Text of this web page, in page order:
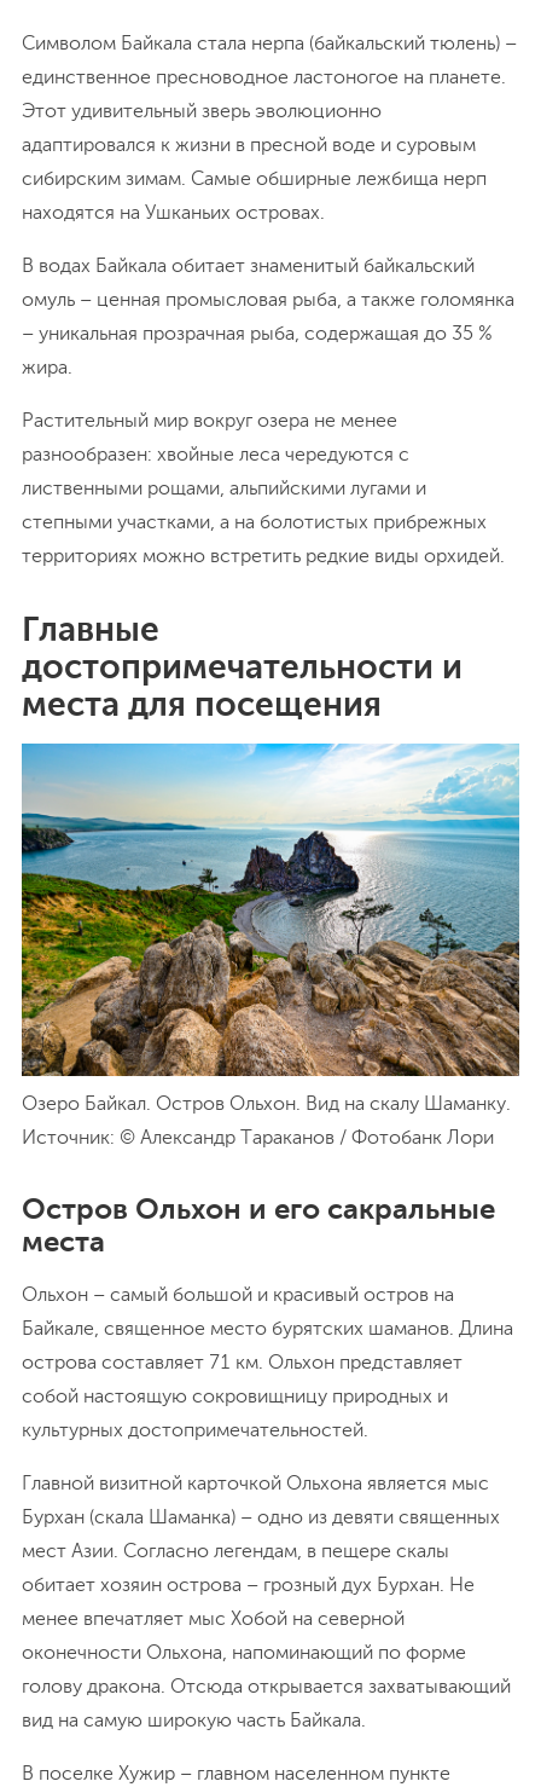
Символом Байкала стала нерпа (байкальский тюлень) –
единственное пресноводное ластоногое на планете.
Этот удивительный зверь эволюционно
адаптировался к жизни в пресной воде и суровым
сибирским зимам. Самые обширные лежбища нерп
находятся на Ушканьих островах.
В водах Байкала обитает знаменитый байкальский
омуль – ценная промысловая рыба, а также голомянка
– уникальная прозрачная рыба, содержащая до 35 %
жира.
Растительный мир вокруг озера не менее
разнообразен: хвойные леса чередуются с
лиственными рощами, альпийскими лугами и
степными участками, а на болотистых прибрежных
территориях можно встретить редкие виды орхидей.
Главные
достопримечательности и
места для посещения
Озеро Байкал. Остров Ольхон. Вид на скалу Шаманку.
Источник: © Александр Тараканов / Фотобанк Лори
Остров Ольхон и его сакральные
места
Ольхон – самый большой и красивый остров на
Байкале, священное место бурятских шаманов. Длина
острова составляет 71 км. Ольхон представляет
собой настоящую сокровищницу природных и
культурных достопримечательностей.
Главной визитной карточкой Ольхона является мыс
Бурхан (скала Шаманка) – одно из девяти священных
мест Азии. Согласно легендам, в пещере скалы
обитает хозяин острова – грозный дух Бурхан. Не
менее впечатляет мыс Хобой на северной
оконечности Ольхона, напоминающий по форме
голову дракона. Отсюда открывается захватывающий
вид на самую широкую часть Байкала.
В поселке Хужир – главном населенном пункте